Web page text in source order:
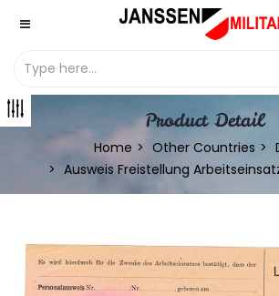
Product Detail
Home Other Countries
Ausweis Freistellung